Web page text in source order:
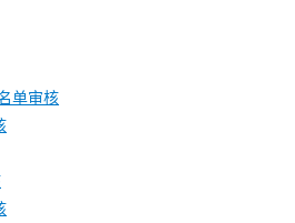
单审核